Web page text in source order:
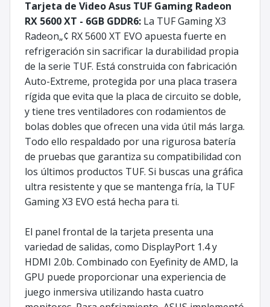
Tarjeta de Video Asus TUF Gaming Radeon
RX 5600 XT - 6GB GDDR6: La TUF Gaming X3
Radeon„¢ RX 5600 XT EVO apuesta fuerte en
refrigeración sin sacrificar la durabilidad propia
de la serie TUF. Está construida con fabricación
Auto-Extreme, protegida por una placa trasera
rígida que evita que la placa de circuito se doble,
y tiene tres ventiladores con rodamientos de
bolas dobles que ofrecen una vida útil más larga.
Todo ello respaldado por una rigurosa batería
de pruebas que garantiza su compatibilidad con
los últimos productos TUF. Si buscas una gráfica
ultra resistente y que se mantenga fría, la TUF
Gaming X3 EVO está hecha para ti.
El panel frontal de la tarjeta presenta una
variedad de salidas, como DisplayPort 1.4 y
HDMI 2.0b. Combinado con Eyefinity de AMD, la
GPU puede proporcionar una experiencia de
juego inmersiva utilizando hasta cuatro